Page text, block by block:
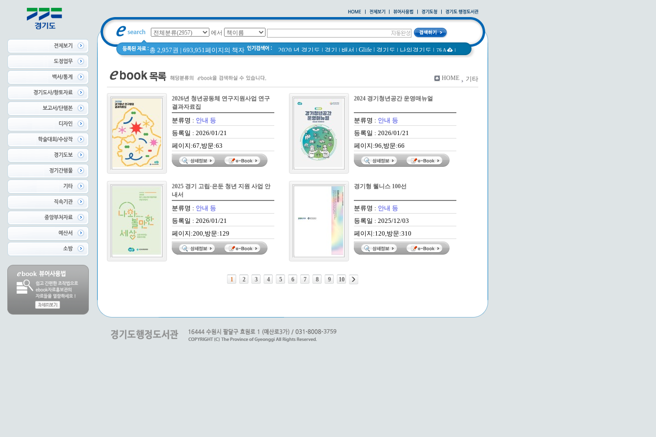
에서
총 2,957권 | 693,951페이지의 책자 2020 년 경기도 | 경기 | 배서 | Glife | 경기도 | 나의경기도 | 과A� |
바른공동주택관리 매뉴얼|통계연보|경기도 바로알기|
공동주택|국토의 계획 및 이용에 관한 법률_질의 회신 사례집
의회소식 81호
2020| 다문화가족 소식지
HOME 기타
2026년 청년공동체 연구지원사업 연구
결과자료집
분류명 : 안내 등
등록일 : 2026/01/21
페이지:67,방문:63
2024 경기청년공간 운영매뉴얼
분류명 : 안내 등
등록일 : 2026/01/21
페이지:96,방문:66
2025 경기 고립·은둔 청년 지원 사업 안
내서
분류명 : 안내 등
등록일 : 2026/01/21
페이지:200,방문:129
경기형 웰니스 100선
분류명 : 안내 등
등록일 : 2025/12/03
페이지:120,방문:310
1 2 3 4 5 6 7 8 9 10